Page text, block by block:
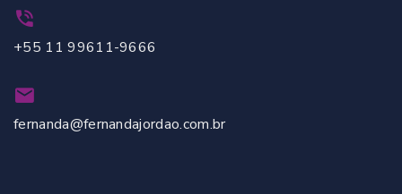
+55 11 99611-9666
fernanda@fernandajordao.com.br